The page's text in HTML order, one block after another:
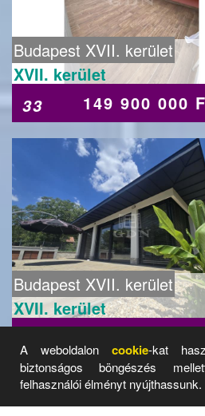
Budapest XVII. kerület
XVII. kerület
33 149 900 000
Budapest XVII. kerület
XVII. kerület
Üzemeltető: Radar Hirdető
A weboldalon cookie-kat
biztonságos böngészés
felhasználói élményt nyújthassunk.